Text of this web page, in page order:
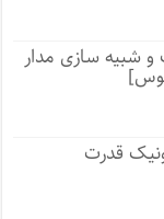
شبیه سازی مدار
قدرت